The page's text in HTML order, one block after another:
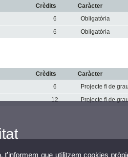
Crèdits Caràcter
6 Obligatòria
6 Obligatòria
Crèdits Caràcter
6 Projecte fi de grau
12 Projecte fi de
que utilitzem cookies